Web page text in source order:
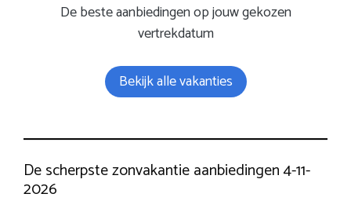
De beste aanbiedingen op jouw gekozen
vertrekdatum
Bekijk alle vakanties
De scherpste zonvakantie aanbiedingen 4-11-
2026